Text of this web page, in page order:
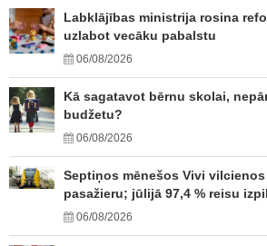
Labklājības ministrija rosina
uzlabot vecāku pabalstu
06/08/2026
Kā sagatavot bērnu skolai,
budžetu?
06/08/2026
Septiņos mēnešos Vivi
pasažieru; jūlijā 97,4 % reisu
06/08/2026